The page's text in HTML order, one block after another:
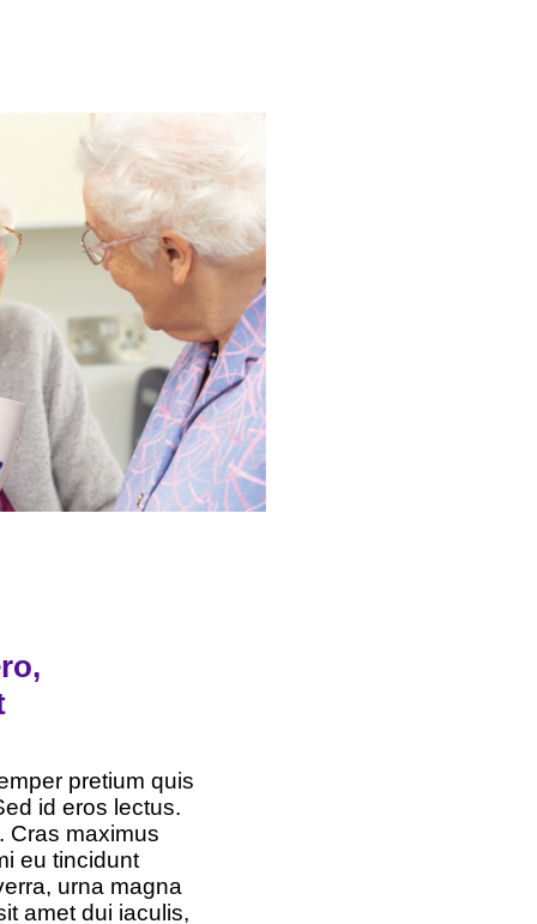
pretium quis
id eros lectus.
Cras maximus
eu tincidunt
urna magna
amet dui iaculis,